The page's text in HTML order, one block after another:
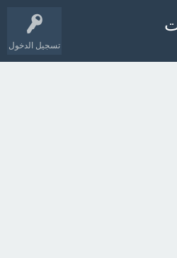
تسجيل الدخول